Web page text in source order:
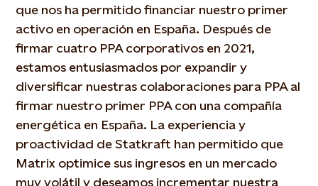
que nos ha permitido financiar nuestro primer
activo en operación en España. Después de
firmar cuatro PPA corporativos en 2021,
estamos entusiasmados por expandir y
diversificar nuestras colaboraciones para PPA al
firmar nuestro primer PPA con una compañía
energética en España. La experiencia y
proactividad de Statkraft han permitido que
Matrix optimice sus ingresos en un mercado
muy volátil y deseamos incrementar nuestra